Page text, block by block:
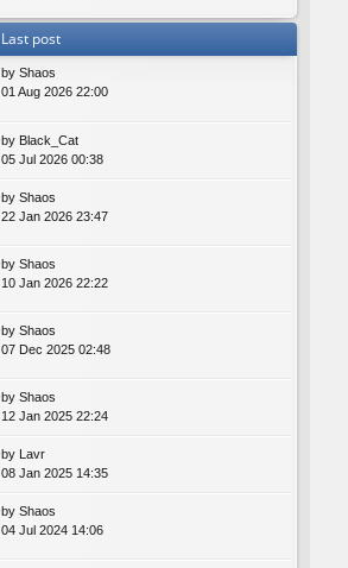
Last post
by Shaos
01 Aug 2026 22:00
by Black_Cat
05 Jul 2026 00:38
by Shaos
22 Jan 2026 23:47
by Shaos
10 Jan 2026 22:22
by Shaos
07 Dec 2025 02:48
by Shaos
12 Jan 2025 22:24
by Lavr
08 Jan 2025 14:35
by Shaos
04 Jul 2024 14:06